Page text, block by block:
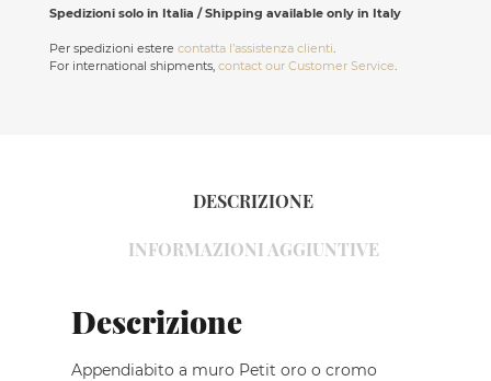
Spedizioni solo in Italia / Shipping available only in Italy
Per spedizioni estere contatta l’assistenza clienti.
For international shipments, contact our Customer Service.
DESCRIZIONE
INFORMAZIONI AGGIUNTIVE
Descrizione
Appendiabito a muro Petit oro o cromo